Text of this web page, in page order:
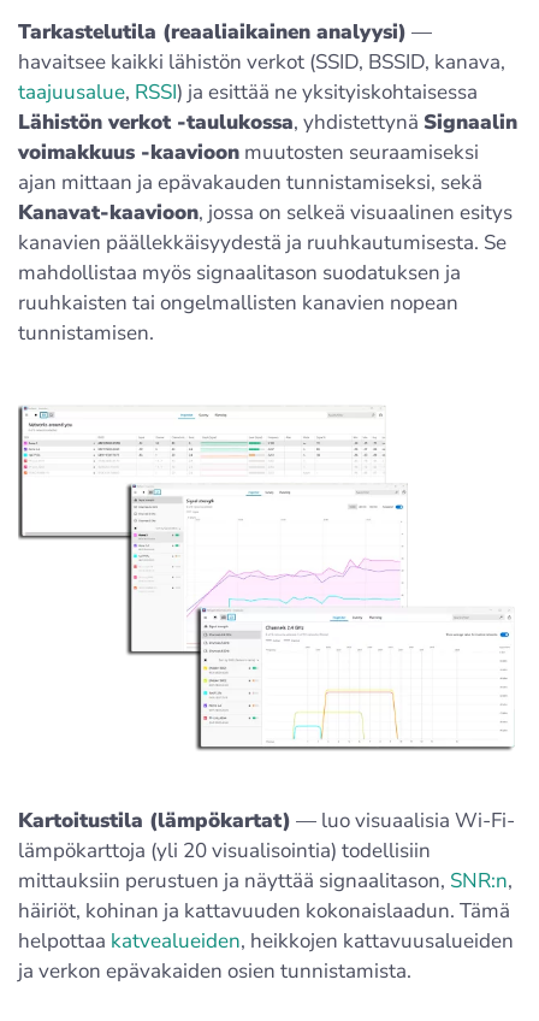
Tarkastelutila (reaaliaikainen analyysi) —
havaitsee kaikki lähistön verkot (SSID, BSSID, kanava,
taajuusalue, RSSI) ja esittää ne yksityiskohtaisessa
Lähistön verkot -taulukossa, yhdistettynä Signaalin
voimakkuus -kaavioon muutosten seuraamiseksi
ajan mittaan ja epävakauden tunnistamiseksi, sekä
Kanavat-kaavioon, jossa on selkeä visuaalinen esitys
kanavien päällekkäisyydestä ja ruuhkautumisesta. Se
mahdollistaa myös signaalitason suodatuksen ja
ruuhkaisten tai ongelmallisten kanavien nopean
tunnistamisen.
Kartoitustila (lämpökartat) — luo visuaalisia Wi-Fi-
lämpökarttoja (yli 20 visualisointia) todellisiin
mittauksiin perustuen ja näyttää signaalitason, SNR:n,
häiriöt, kohinan ja kattavuuden kokonaislaadun. Tämä
helpottaa katvealueiden, heikkojen kattavuusalueiden
ja verkon epävakaiden osien tunnistamista.